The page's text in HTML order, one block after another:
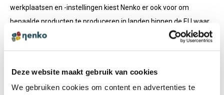
Deze website maakt gebruik van cookies
We gebruiken cookies om content en advertenties te
werkplaatsen en -instellingen kiest Nenko er ook voor om
bepaalde producten te produceren in landen binnen de EU waar
de werkgelegenheid gewoonweg minder is. Deze werkplaatsen
kwaliteitseisen.